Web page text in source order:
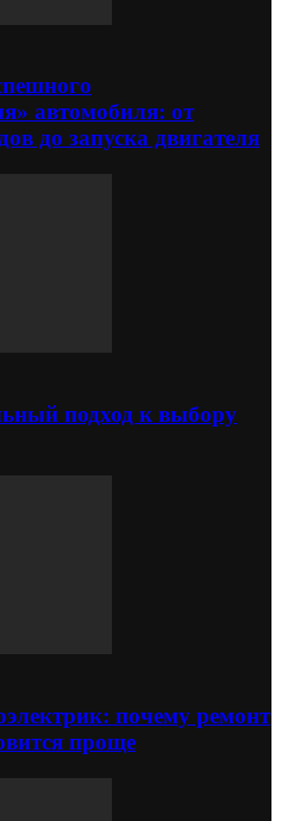
автомобиля: от
до запуска двигателя
подход к выбору
почему ремонт
проще